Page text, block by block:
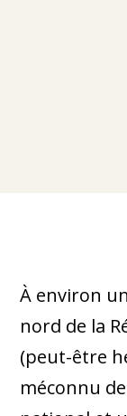
À environ
nord de la
(peut-être
méconnu